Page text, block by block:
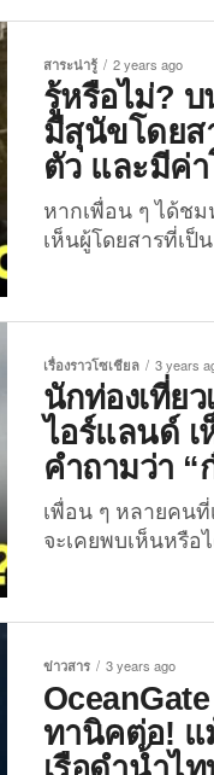
สุด ๆ และต้องเห
เมื่อวันที่ 5 สิงหา
@nekopublish ไ
สองตัวขณะกำลัง
“ใครก็ตามที่บอก
ไททานิค พวกคุณ
เห็นว่าเจ้าอุ๋งตัว
ตัวเกาะขอบแพไ
สาระน่ารู้ 2 years ago
รู้หรือไม่? บ
มีสุนัขโดยส
ตัว และมีค่า
หากเพื่อน ๆ ได้ชม
เห็นผู้โดยสารที่เป็
แอตแลนติก เมื่อวั
เดินทางเที่ยวแรก
ยังนครนิวยอร์ก ป
เรื่องราวโซเชียล 3 years
นักท่องเที่ย
ไอร์แลนด์ เ
คำถามว่า “
เพื่อน ๆ หลายคนที่
จะเคยพบเห็นหรื
ออนไลน์ เพราะชื่
คำถามว่านี่มัน “ก๋ว
ภาพของร้านอาหา
ท่องเที่ยวชาวต่า
เป็นไวรัล โดยเป็
ข่าวสาร 3 years ago
ทานิคต่อ! แ